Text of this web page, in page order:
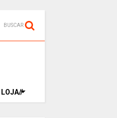
BUSCAR
LOJA//